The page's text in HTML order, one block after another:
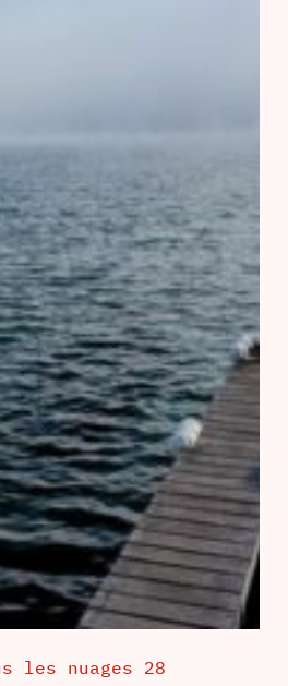
les nuages 28